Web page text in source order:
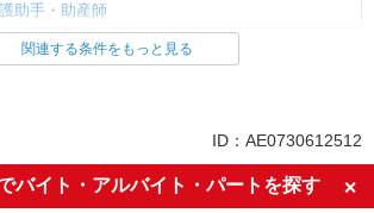
助手・助産師
金沢文庫駅の求人を探す
未経験歓迎
新卒・第二新卒歓迎
関連する条件をもっと見る
ID：AE0730612512
バイト・アルバイト・パートを探す